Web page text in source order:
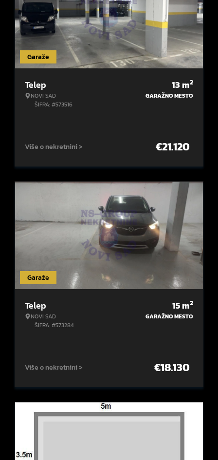
Garaže
Telep
NOVI SAD
ŠIFRA: #573516
13m2
GARAŽNO MESTO
Više o nekretnini > €21.120
Garaže
Telep
NOVI SAD
ŠIFRA: #573284
15m2
GARAŽNO MESTO
Više o nekretnini > €18.130